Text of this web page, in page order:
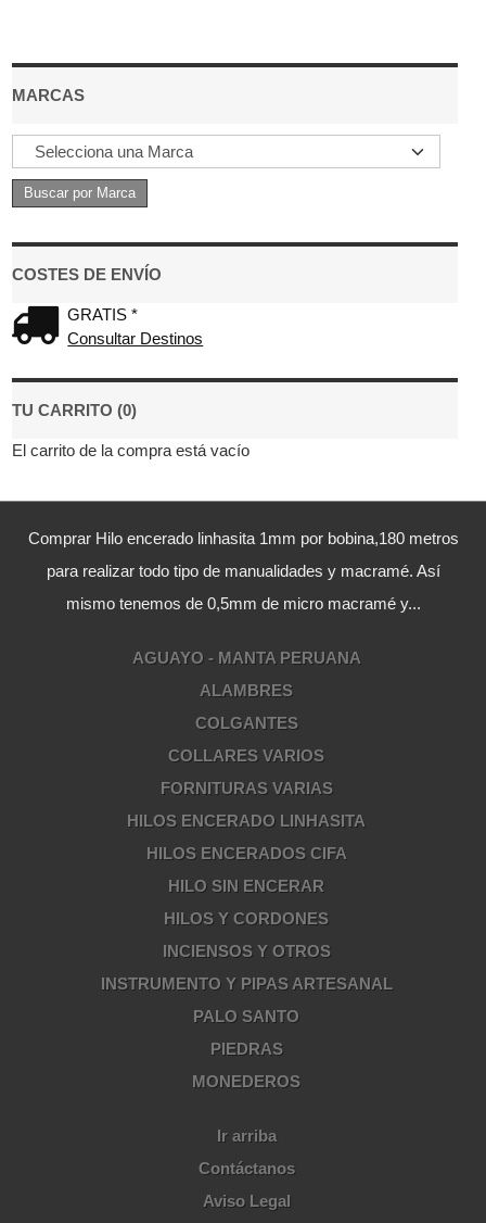
MARCAS
COSTES DE ENVÍO
GRATIS *
Consultar Destinos
TU CARRITO (0)
El carrito de la compra está vacío
Comprar Hilo encerado linhasita 1mm por bobina,180 metros
para realizar todo tipo de manualidades y macramé. Así
mismo tenemos de 0,5mm de micro macramé y...
AGUAYO - MANTA PERUANA
ALAMBRES
COLGANTES
COLLARES VARIOS
FORNITURAS VARIAS
HILOS ENCERADO LINHASITA
HILOS ENCERADOS CIFA
HILO SIN ENCERAR
HILOS Y CORDONES
INCIENSOS Y OTROS
INSTRUMENTO Y PIPAS ARTESANAL
PALO SANTO
PIEDRAS
MONEDEROS
Ir arriba
Contáctanos
Aviso Legal